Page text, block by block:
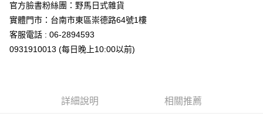
官方臉書粉絲團：野馬日式雜貨
實體門市：台南市東區崇德路64號1樓
客服電話 : 06-2894593
0931910013 (每日晚上10:00以前)
詳細說明 相關推薦